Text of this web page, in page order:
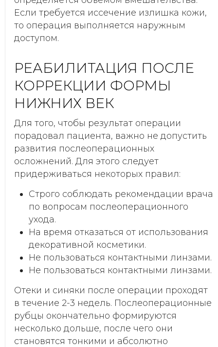
Если требуется иссечение излишка кожи,
то операция выполняется наружным
доступом.
РЕАБИЛИТАЦИЯ ПОСЛЕ
КОРРЕКЦИИ ФОРМЫ
НИЖНИХ ВЕК
Для того, чтобы результат операции
порадовал пациента, важно не допустить
развития послеоперационных
осложнений. Для этого следует
придерживаться некоторых правил:
Строго соблюдать рекомендации врача
по вопросам послеоперационного
ухода.
На время отказаться от использования
декоративной косметики.
Не пользоваться контактными линзами.
Не пользоваться контактными линзами.
Отеки и синяки после операции проходят
в течение 2-3 недель. Послеоперационные
рубцы окончательно формируются
несколько дольше, после чего они
становятся тонкими и абсолютно